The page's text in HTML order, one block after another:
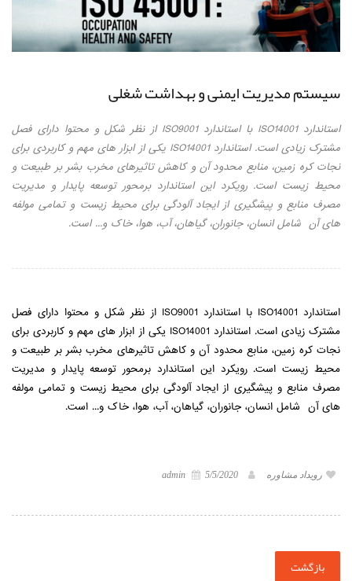
سیستم مدیریت ایمنی و بهداشت شغلی
استاندارد ISO14001 با استاندارد ISO9001 از نظر شکل و محتوا دارای فصل
مشترک زیادی است. استاندارد ISO14001 یکی از ابزار های مهم و کاربردی برای
نجات کره زمین، منابع محدود آن و کاهش تاثیرهای مخرب بشر بر طبیعت و
محیط زیست است. رویکرد این استاندارد برمحور توسعه پایدار و مدیریت
مصرف منابع و پیشگیری از ایجاد آلودگی برای محیط زیست و تمامی مولفه
های آن شامل انسان، جانوران، گیاهان، آب، هوا، خاک و... است.
استاندارد ISO14001 با استاندارد ISO9001 از نظر شکل و محتوا دارای فصل
مشترک زیادی است. استاندارد ISO14001 یکی از ابزار های مهم و کاربردی برای
نجات کره زمین، منابع محدود آن و کاهش تاثیرهای مخرب بشر بر طبیعت و
محیط زیست است. رویکرد این استاندارد برمحور توسعه پایدار و مدیریت
مصرف منابع و پیشگیری از ایجاد آلودگی برای محیط زیست و تمامی مولفه
های آن شامل انسان، جانوران، گیاهان، آب، هوا، خاک و... است.
admin 5/5/2020 رویداد مشاوره
بازگشت